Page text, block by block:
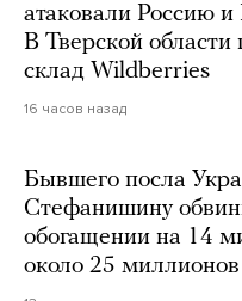
атаковали Россию
В Тверской области
склад Wildberries
16 часов назад
Бывшего посла
Стефанишину
обогащении на 14
около 25